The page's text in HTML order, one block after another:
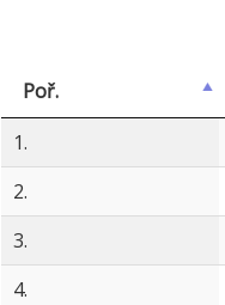
Poř.
1.
2.
3.
4.